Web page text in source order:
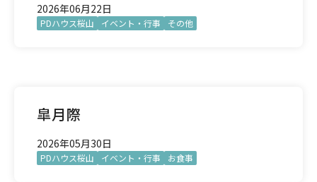
2026年06月22日
PDハウス桜山 イベント・行事 その他
皐月際
2026年05月30日
PDハウス桜山 イベント・行事 お食事